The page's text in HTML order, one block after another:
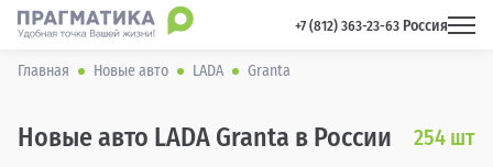
+7 (812) 363-23-63 Россия
Главная Новые авто LADA Granta
Новые авто LADA Granta в России 254 шт